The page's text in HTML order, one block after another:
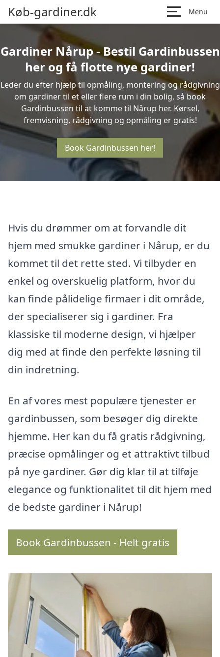
Køb-gardiner.dk Menu
Gardiner Nårup - Bestil Gardinbussen
her og få flotte nye gardiner!
Leder du efter hjælp til opmåling, montering og rådgivning
om gardiner til et eller flere rum i din bolig, så book
Gardinbussen til at komme til Nårup her. Kørsel,
fremvisning, rådgivning og opmåling er gratis!
Book Gardinbussen her!
Hvis du drømmer om at forvandle dit
hjem med smukke gardiner i Nårup, er du
kommet til det rette sted. Vi tilbyder en
enkel og overskuelig platform, hvor du
kan finde pålidelige firmaer i dit område,
der specialiserer sig i gardiner. Fra
klassiske til moderne design, vi hjælper
dig med at finde den perfekte løsning til
din indretning.
En af vores mest populære tjenester er
gardinbussen, som besøger dig direkte
hjemme. Her kan du få gratis rådgivning,
præcise opmålinger og et attraktivt tilbud
på nye gardiner. Gør dig klar til at tilføje
elegance og funktionalitet til dit hjem med
de bedste gardiner i Nårup!
Book Gardinbussen - Helt gratis